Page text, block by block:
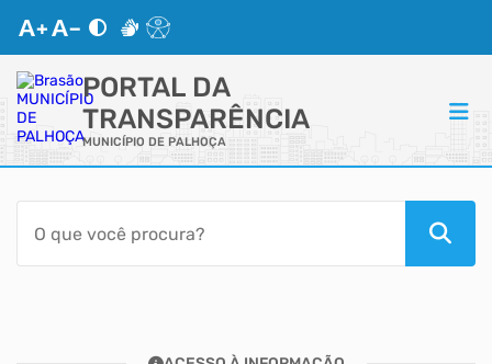
PORTAL DA
TRANSPARÊNCIA
MUNICÍPIO DE PALHOÇA
ACESSO RÁPIDO
Acessibilidade